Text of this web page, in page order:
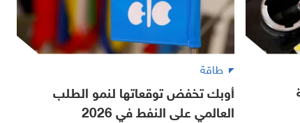
طاقة
أوبك تخفض توقعاتها لنمو الطلب
العالمي على النفط في 2026